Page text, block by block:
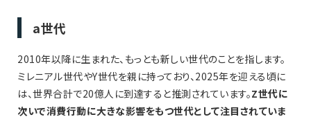
a世代
2010年以降に生まれた、もっとも新しい世代のことを指します。
ミレニアル世代やY世代を親に持っており、2025年を迎える頃に
は、世界合計で20億人に到達すると推測されています。Z世代に
次いで消費行動に大きな影響をもつ世代として注目されていま